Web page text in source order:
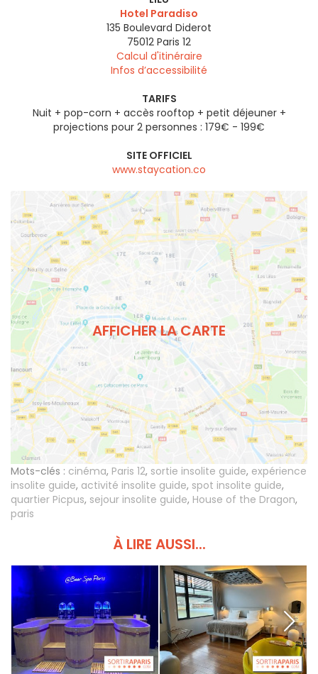
Hotel Paradiso
135 Boulevard Diderot
75012 Paris 12
Calcul d'itinéraire
Infos d’accessibilité
TARIFS
Nuit + pop-corn + accès rooftop + petit déjeuner +
projections pour 2 personnes : 179€ - 199€
SITE OFFICIEL
www.staycation.co
AFFICHER LA CARTE
Mots-clés : cinéma, Paris 12, sortie insolite guide, expérience
insolite guide, activité insolite guide, spot insolite guide,
quartier Picpus, sejour insolite guide, House of the Dragon,
paris
À LIRE AUSSI...